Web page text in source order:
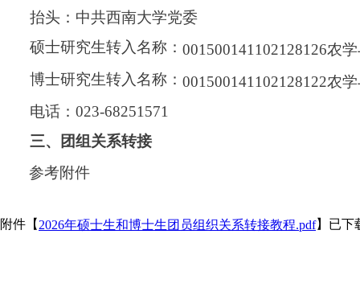
抬头：中共西南大学党委
硕士研究生转入名称：001500141102128126农
博士研究生转入名称：001500141102128122农
电话：023-68251571
三、团组关系转接
参考附件
附件【 2026年硕士生和博士生团员组织关系转接教程.pdf】已下